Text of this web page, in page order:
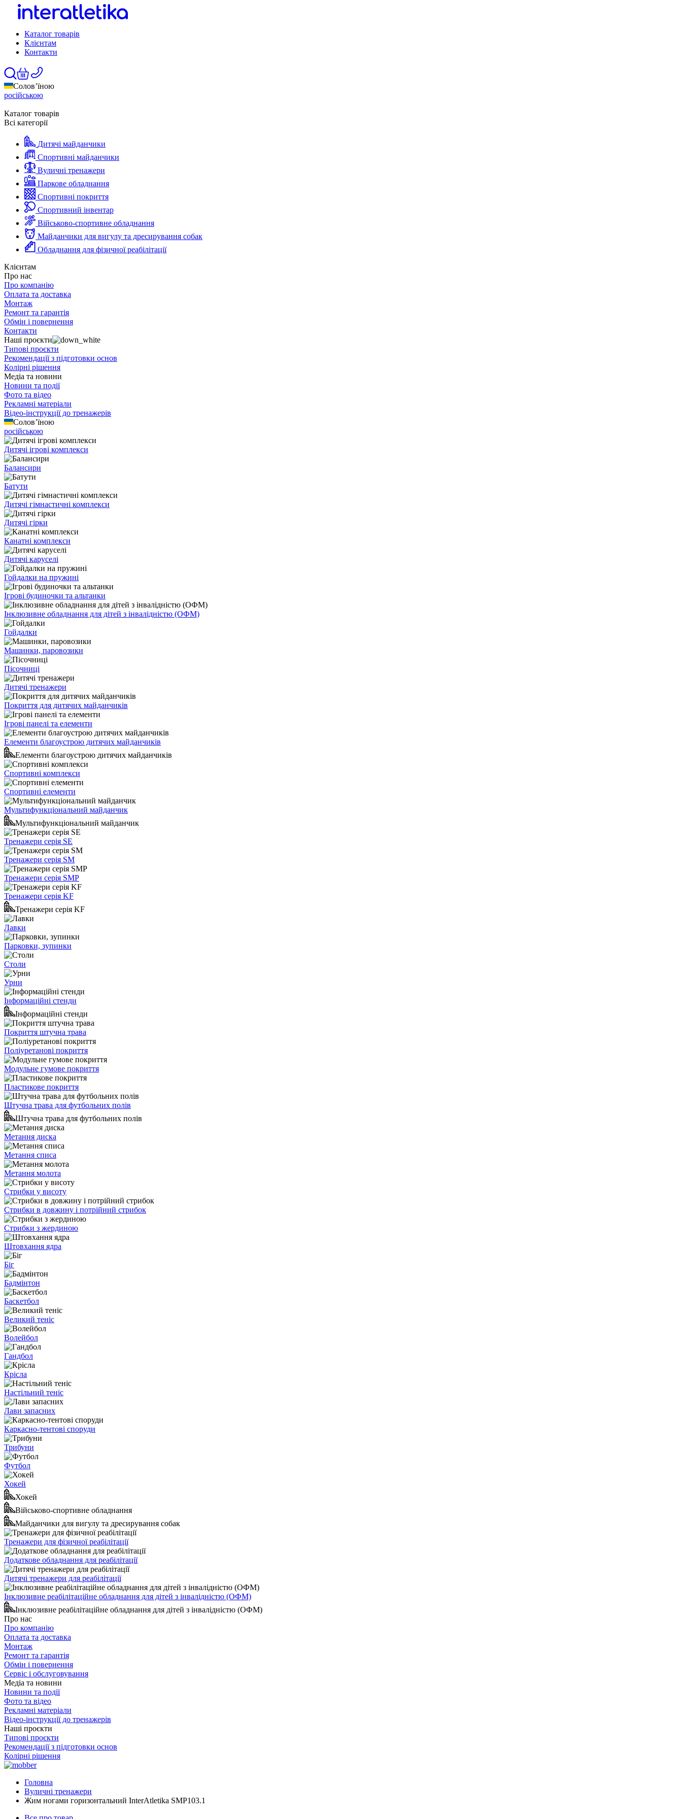
Каталог товарів
Клієнтам
Контакти
Солов’їною
російською
Каталог товарів
Всі категорії
Дитячі майданчики
Спортивні майданчики
Вуличні тренажери
Паркове обладнання
Спортивні покриття
Спортивний інвентар
Військово-спортивне обладнання
Майданчики для вигулу та дресирування собак
Обладнання для фізичної реабілітації
Клієнтам
Про нас
Про компанію
Оплата та доставка
Монтаж
Ремонт та гарантія
Обмін і повернення
Контакти
Наші проєкти
Типові проєкти
Рекомендації з підготовки основ
Колірні рішення
Медіа та новини
Новини та події
Фото та відео
Рекламні матеріали
Відео-інструкції до тренажерів
Солов’їною
російською
Дитячі ігрові комплекси
Балансири
Батути
Дитячі гімнастичні комплекси
Дитячі гірки
Канатні комплекси
Дитячі каруселі
Гойдалки на пружині
Ігрові будиночки та альтанки
Інклюзивне обладнання для дітей з інвалідністю (ОФМ)
Гойдалки
Машинки, паровозики
Пісочниці
Дитячі тренажери
Покриття для дитячих майданчиків
Ігрові панелі та елементи
Елементи благоустрою дитячих майданчиків
Елементи благоустрою дитячих майданчиків
Спортивні комплекси
Спортивні елементи
Мультифункціональний майданчик
Мультифункціональний майданчик
Тренажери серія SE
Тренажери серія SM
Тренажери серія SMP
Тренажери серія KF
Тренажери серія KF
Лавки
Парковки, зупинки
Столи
Урни
Інформаційні стенди
Інформаційні стенди
Покриття штучна трава
Поліуретанові покриття
Модульне гумове покриття
Пластикове покриття
Штучна трава для футбольних полів
Штучна трава для футбольних полів
Метання диска
Метання списа
Метання молота
Стрибки у висоту
Стрибки в довжину і потрійний стрибок
Стрибки з жердиною
Штовхання ядра
Біг
Бадмінтон
Баскетбол
Великий теніс
Волейбол
Гандбол
Крісла
Настільний теніс
Лави запасних
Каркасно-тентові споруди
Трибуни
Футбол
Хокей
Хокей
Військово-спортивне обладнання
Майданчики для вигулу та дресирування собак
Тренажери для фізичної реабілітації
Додаткове обладнання для реабілітації
Дитячі тренажери для реабілітації
Інклюзивне реабілітаційне обладнання для дітей з інвалідністю (ОФМ)
Інклюзивне реабілітаційне обладнання для дітей з інвалідністю (ОФМ)
Про нас
Про компанію
Оплата та доставка
Монтаж
Ремонт та гарантія
Обмін і повернення
Сервіс і обслуговування
Медіа та новини
Новини та події
Фото та відео
Рекламні матеріали
Відео-інструкції до тренажерів
Наші проєкти
Типові проєкти
Рекомендації з підготовки основ
Колірні рішення
Головна
Вуличні тренажери
Жим ногами горизонтальний InterAtletika SMP103.1